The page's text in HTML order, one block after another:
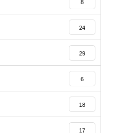
8
24
29
6
18
17